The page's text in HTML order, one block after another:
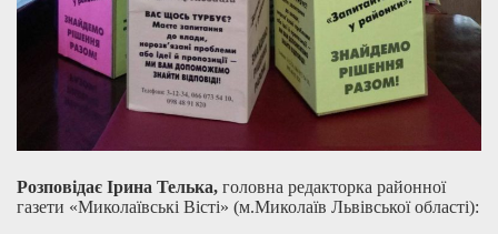
Розповідає Ірина Телька, головна редакторка районної
газети «Миколаївські Вісті» (м.Миколаїв Львівської області):